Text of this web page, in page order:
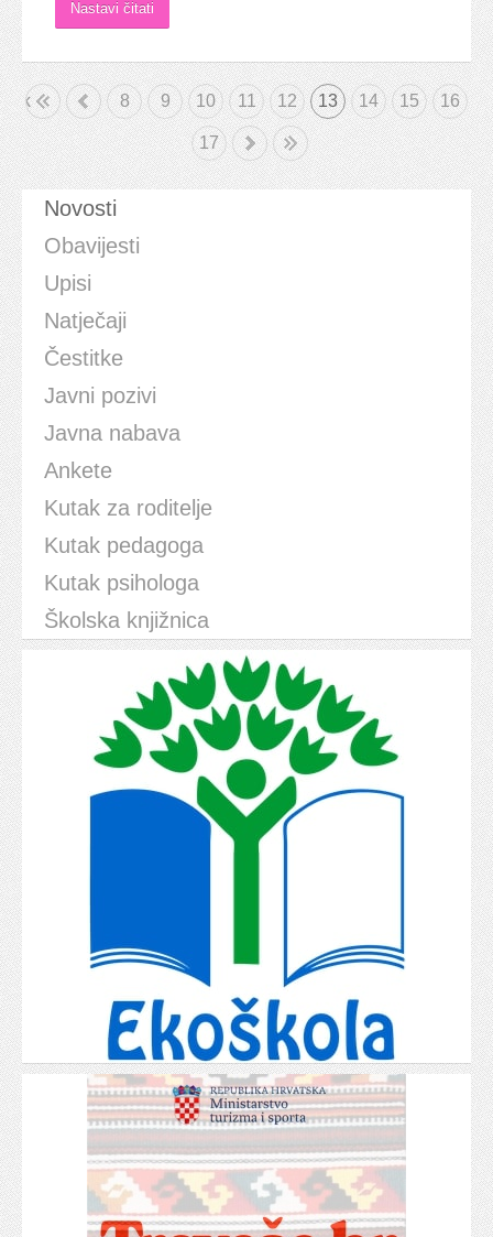
Nastavi čitati
« 8 9 10 11 12 13 14 15 16
17
» Kraj
Novosti
Obavijesti
Upisi
Natječaji
Čestitke
Javni pozivi
Javna nabava
Ankete
Kutak za roditelje
Kutak pedagoga
Kutak psihologa
Školska knjižnica